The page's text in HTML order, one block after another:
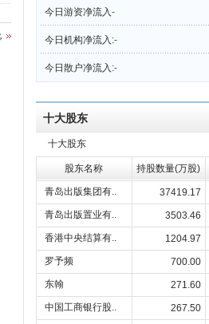
今日游资净流入-
今日机构净流入:-
今日散户净流入:-
十大股东
十大股东
股东名称 持股数量(万股)
青岛出版集团有..
37419.17
青岛出版置业有..
3503.46
香港中央结算有..
1204.97
罗予频
700.00
东翰
271.60
中国工商银行股..
267.50